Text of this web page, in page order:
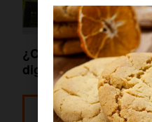
¿Cómo contratar tu
digital?